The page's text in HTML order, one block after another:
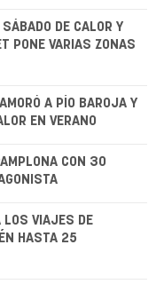
DE CALOR Y
PONE VARIAS ZONAS
A PÍO BAROJA Y
EN VERANO
CON 30
LOS VIAJES DE
HASTA 25